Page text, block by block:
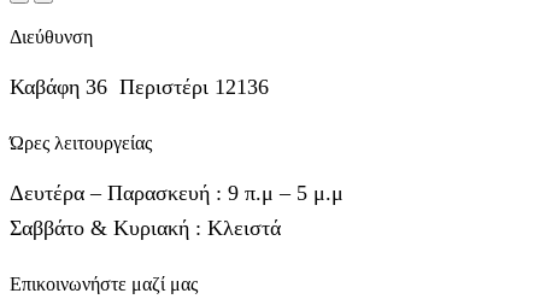
Διεύθυνση
Καβάφη 36 Περιστέρι 12136
Ώρες λειτουργείας
Δευτέρα – Παρασκευή : 9 π.μ – 5 μ.μ
Σαββάτο & Κυριακή : Κλειστά
Επικοινωνήστε μαζί μας